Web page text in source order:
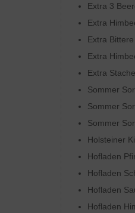
Extra 3
Extra
Extra
Extra
Extra
Sommer
Sommer
Sommer
Holsteiner
Hofladen
Hofladen
Hofladen
Hofladen